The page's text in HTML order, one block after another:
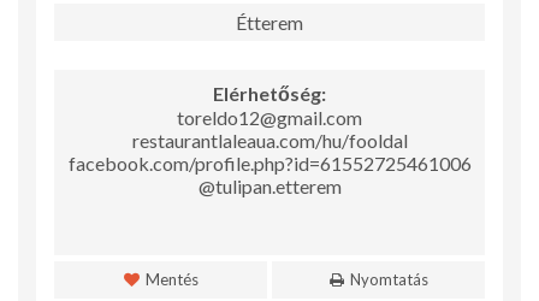
Étterem
Elérhetőség:
toreldo12@gmail.com
restaurantlaleaua.com/hu/fooldal
facebook.com/profile.php?id=61552725461006
@tulipan.etterem
Mentés Nyomtatás